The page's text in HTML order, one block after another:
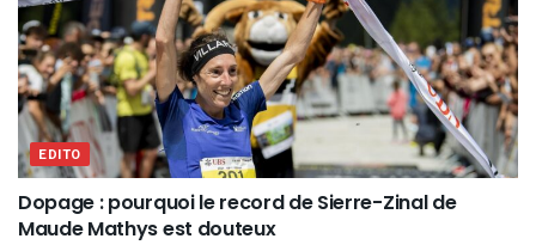
EDITO
Dopage : pourquoi le record de Sierre-Zinal de
Maude Mathys est douteux